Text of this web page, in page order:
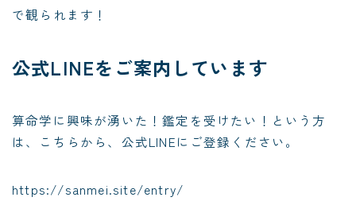
で観られます！
公式LINEをご案内しています
算命学に興味が湧いた！鑑定を受けたい！という方
は、こちらから、公式LINEにご登録ください。
https://sanmei.site/entry/